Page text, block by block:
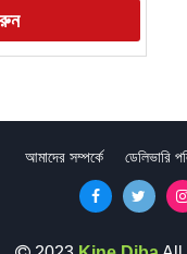
আমাদের সম্পর্কে ডেলিভারি